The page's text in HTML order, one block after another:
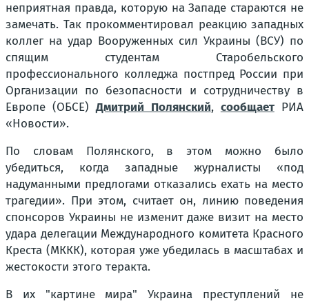
неприятная правда, которую на Западе стараются не
замечать. Так прокомментировал реакцию западных
коллег на удар Вооруженных сил Украины (ВСУ) по
спящим студентам Старобельского
профессионального колледжа постпред России при
Организации по безопасности и сотрудничеству в
Европе (ОБСЕ)Дмитрий Полянский, сообщаетРИА
«Новости».
По словам Полянского, в этом можно было
убедиться, когда западные журналисты «под
надуманными предлогами отказались ехать на место
трагедии». При этом, считает он, линию поведения
спонсоров Украины не изменит даже визит на место
удара делегации Международного комитета Красного
Креста (МККК), которая уже убедилась в масштабах и
жестокости этого теракта.
В их "картине мира" Украина преступлений не